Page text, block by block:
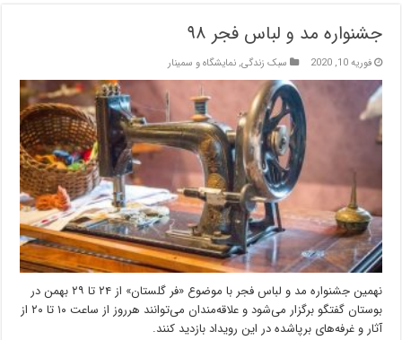
جشنواره مد و لباس فجر ۹۸
فوریه 10, 2020 سبک زندگی,نمایشگاه و سمینار
نهمین جشنواره مد و لباس فجر با موضوع «فر گلستان» از ۲۴ تا ۲۹ بهمن در
بوستان گفتگو برگزار می‌شود و علاقه‌مندان می‌توانند هرروز از ساعت ۱۰ تا ۲۰ از
آثار و غرفه‌های برپاشده در این رویداد بازدید کنند.